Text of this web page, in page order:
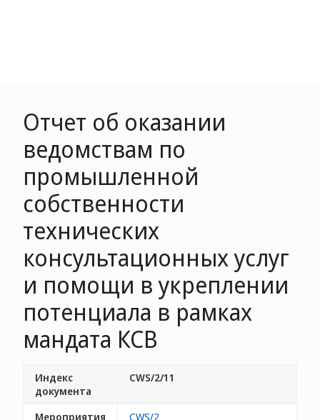
Отчет об оказании
ведомствам по
промышленной
собственности
технических
консультационных услуг
и помощи в укреплении
потенциала в рамках
мандата КСВ
Индекс
документа
CWS/2/11
Мероприятия
CWS/2